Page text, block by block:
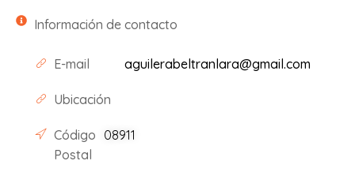
Información de contacto
E-mail aguilerabeltranlara@gmail.com
Ubicación
Código
Postal
08911